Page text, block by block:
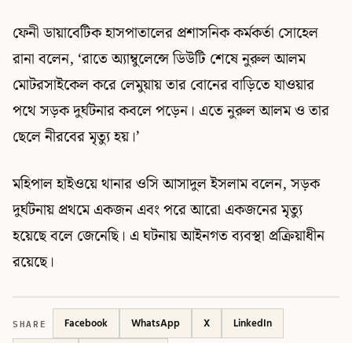
ফেনী ডায়াবেটিক হাসপাতালের প্রশাসনিক কর্মকর্তা সোহেল
রানা বলেন, ‘রাতে অ্যাম্বুলেন্সে ডিউটি শেষে নুরুল আলম
মোটরসাইকেল করে লেমুয়ায় তার বোনের বাড়িতে যাওয়ার
পথে সড়ক দুর্ঘটনার কবলে পড়েন। এতে নুরুল আলম ও তার
ছেলে নীরবের মৃত্যু হয়।’
মহিপাল হাইওয়ে থানার ওসি আসাদুল ইসলাম বলেন, সড়ক
দুর্ঘটনায় প্রথমে একজন এবং পরে আরো একজনের মৃত্যু
হয়েছে বলে জেনেছি। এ ঘটনায় আইনগত ব্যবস্থা প্রক্রিয়াধীন
রয়েছে।
SHARE Facebook WhatsApp X LinkedIn